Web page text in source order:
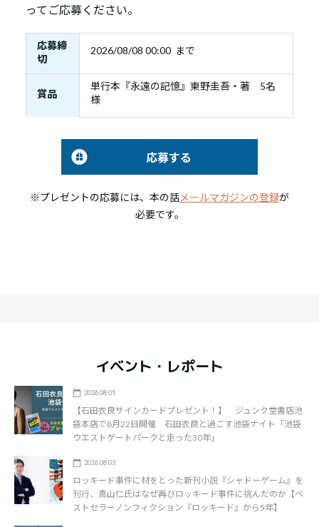
ってご応募ください。
応募締
切
2026/08/08 00:00 まで
賞品
単行本『永遠の記憶』東野圭吾・著 5名
様
応募する
※プレゼントの応募には、本の話メールマガジンの登録が
必要です。
イベント・レポート
2026.08.05
【石田衣良サインカードプレゼント！】 ジュンク堂書店池
袋本店で8月22日開催 石田衣良と過ごす池袋ナイト「池袋
ウエストゲートパークと走った30年」
2026.08.03
ロッキード事件に材をとった新刊小説『シャドーゲーム』を
刊行、真山仁氏はなぜ再びロッキード事件に挑んだのか【ベ
ストセラーノンフィクション『ロッキード』から5年】